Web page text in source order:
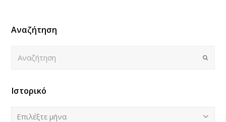
Αναζήτηση
Submit
Ιστορικό
Ιστορικό
Επιλέξτε μήνα